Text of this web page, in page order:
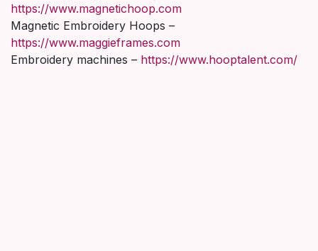
https://www.magnetichoop.com
Magnetic Embroidery Hoops –
https://www.maggieframes.com
Embroidery machines – https://www.hooptalent.com/